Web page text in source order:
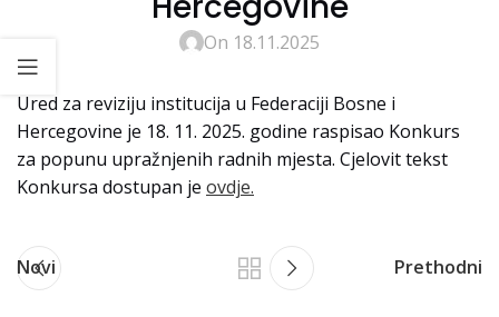
On 18.11.2025
Ured za reviziju institucija u Federaciji Bosne i
Hercegovine je 18. 11. 2025. godine raspisao Konkurs
za popunu upražnjenih radnih mjesta. Cjelovit tekst
Konkursa dostupan je ovdje.
Novi Prethodni